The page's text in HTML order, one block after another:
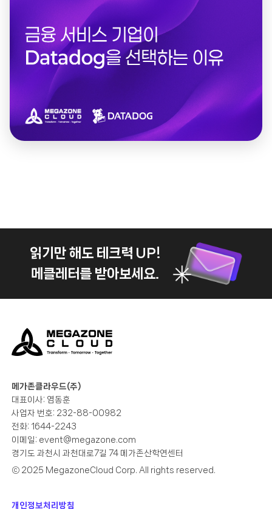
읽기만 해도 테크력 UP!
메클레터를 받아보세요.
메가존클라우드(주)
대표이사: 염동훈
사업자 번호: 232-88-00982
전화: 1644-2243
이메일: event@megazone.com
경기도 과천시 과천대로7길 74 메가존산학연센터
ⓒ 2025 MegazoneCloud Corp. All rights reserved.
개인정보처리방침